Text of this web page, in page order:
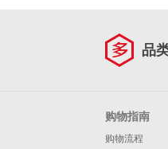
品
购物指南
购物流程